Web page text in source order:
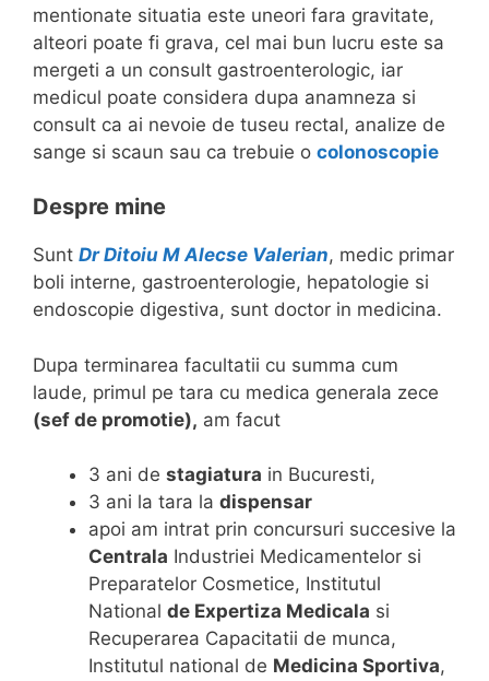
mentionate situatia este uneori fara gravitate,
alteori poate fi grava, cel mai bun lucru este sa
mergeti a un consult gastroenterologic, iar
medicul poate considera dupa anamneza si
consult ca ai nevoie de tuseu rectal, analize de
sange si scaun sau ca trebuie o colonoscopie
Despre mine
Sunt Dr Ditoiu M Alecse Valerian, medic primar
boli interne, gastroenterologie, hepatologie si
endoscopie digestiva, sunt doctor in medicina.
Dupa terminarea facultatii cu summa cum
laude, primul pe tara cu medica generala zece
(sef de promotie), am facut
3 ani de stagiatura in Bucuresti,
3 ani la tara la dispensar
apoi am intrat prin concursuri succesive la
Centrala Industriei Medicamentelor si
Preparatelor Cosmetice, Institutul
National de Expertiza Medicala si
Recuperarea Capacitatii de munca,
Institutul national de Medicina Sportiva,